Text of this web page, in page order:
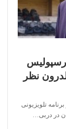
نظر
تلویزیونی
در دربی…